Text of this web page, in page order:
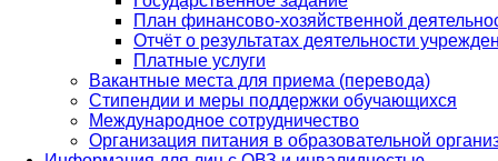
План финансово-хозяйственной
Отчёт о результатах деятельности
Платные услуги
Вакантные места для приема (перевода)
Стипендии и меры поддержки обучающихся
Международное сотрудничество
Организация питания в образовательной